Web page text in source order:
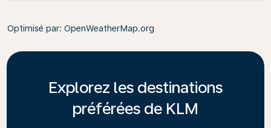
Optimisé par: OpenWeatherMap.org
Explorez les destinations
préférées de KLM